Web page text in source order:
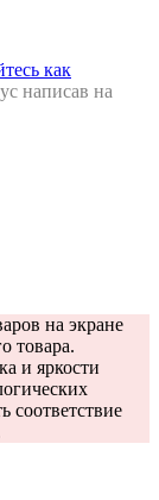
как
написав на
на экране
товара.
и яркости
соответствие